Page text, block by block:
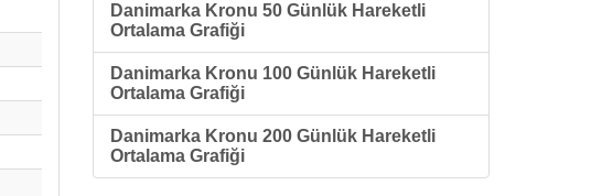
Danimarka Kronu 50 Günlük Hareketli
Ortalama Grafiği
Danimarka Kronu 100 Günlük Hareketli
Ortalama Grafiği
Danimarka Kronu 200 Günlük Hareketli
Ortalama Grafiği